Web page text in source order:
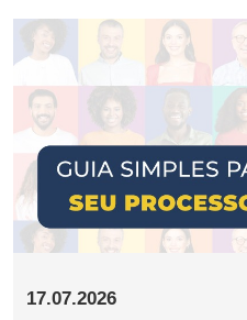
17.07.2026